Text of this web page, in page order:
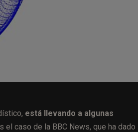
está llevando a algunas
el caso de la BBC News, que ha dado